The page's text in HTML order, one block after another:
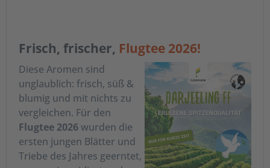
Frisch, frischer, Flugtee 2026!
Diese Aromen sind
unglaublich: frisch, süß &
blumig und mit nichts zu
vergleichen. Für den
Flugtee 2026wurden die
ersten jungen Blätter und
Triebe des Jahres geerntet,